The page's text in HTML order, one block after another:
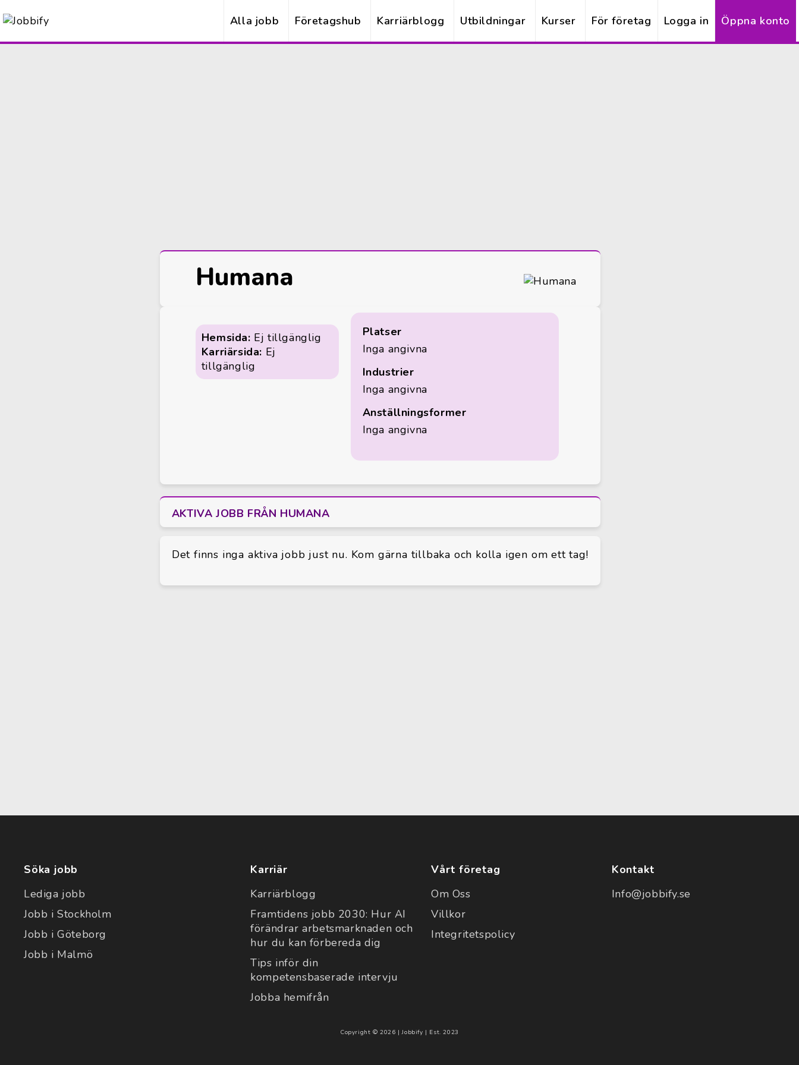
Alla jobb Företagshub Karriärblogg Utbildningar Kurser För företag Logga in Öppna konto
Humana
Hemsida: Ej tillgänglig
Karriärsida: Ej
tillgänglig
Platser
Inga angivna
Industrier
Inga angivna
Anställningsformer
Inga angivna
AKTIVA JOBB FRÅN HUMANA
Det finns inga aktiva jobb just nu. Kom gärna tillbaka och kolla igen om ett tag!
Söka jobb
Lediga jobb
Jobb i Stockholm
Jobb i Göteborg
Jobb i Malmö
Karriär
Karriärblogg
Framtidens jobb 2030: Hur AI
förändrar arbetsmarknaden och
hur du kan förbereda dig
Tips inför din
kompetensbaserade intervju
Jobba hemifrån
Vårt företag
Om Oss
Villkor
Integritetspolicy
Kontakt
Info@jobbify.se
Copyright © 2026 | Jobbify | Est. 2023